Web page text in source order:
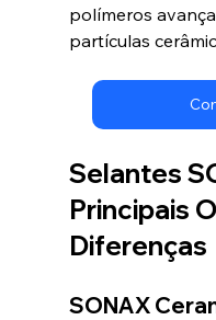
polímeros
partículas
Selantes
Principais
Diferenças
SONAX